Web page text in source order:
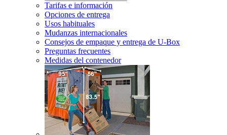
Tarifas e información
Opciones de entrega
Usos habituales
Mudanzas internacionales
Consejos de empaque y entrega de U-Box
Preguntas frecuentes
Medidas del contenedor